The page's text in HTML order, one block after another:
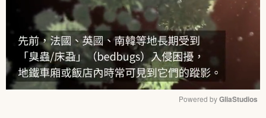
Powered by GliaStudios